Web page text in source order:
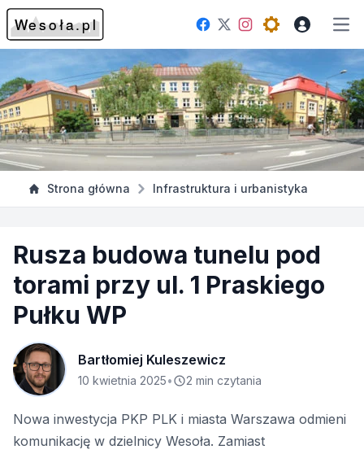
Facebook
TwitterInstagram
Open theme
Strona główna Infrastruktura i urbanistyka
Rusza budowa tunelu pod
torami przy ul. 1 Praskiego
Pułku WP
Bartłomiej Kuleszewicz
10 kwietnia 2025• 2 min czytania
Nowa inwestycja PKP PLK i miasta Warszawa odmieni
komunikację w dzielnicy Wesoła. Zamiast